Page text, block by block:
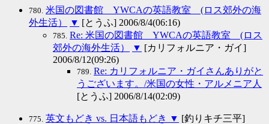
780. 米国の図書館 YWCAの英語教室 (ロス郊外の海
外生活）
▼ [とうふ] 2006/8/4(06:16)
785. Re: 米国の図書館 YWCAの英語教室 (ロス
郊外の海外生活）
▼ [カリフォルニア・ガイ]
2006/8/12(09:26)
789. Re: カリフォルニア・ガイさんありがと
うございます。/米国の女性・アルメニア人
[とうふ] 2006/8/14(02:09)
775. 英文もどき vs. 日本語もどき ▼ [釣りキチ三平]